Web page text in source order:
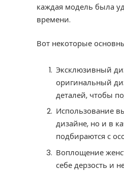
каждая модель была
времени.
Вот некоторые
Эксклюзивный
оригинальный
деталей, чтобы
Использование
дизайне, но и в
подбираются с
Воплощение
себе дерзость и